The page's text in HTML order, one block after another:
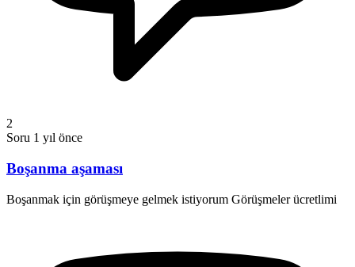
2
Soru 1 yıl önce
Boşanma aşaması
Boşanmak için görüşmeye gelmek istiyorum Görüşmeler ücretlimi